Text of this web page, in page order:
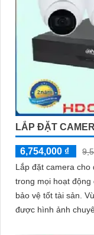
LẮP ĐẶT
6,754,000 ₫
Lắp đặt camera cho
trong mọi hoạt
bảo vệ tốt tài sản. Vừa mang đến sự hài lòng, vừa xây dựng
được hình ảnh